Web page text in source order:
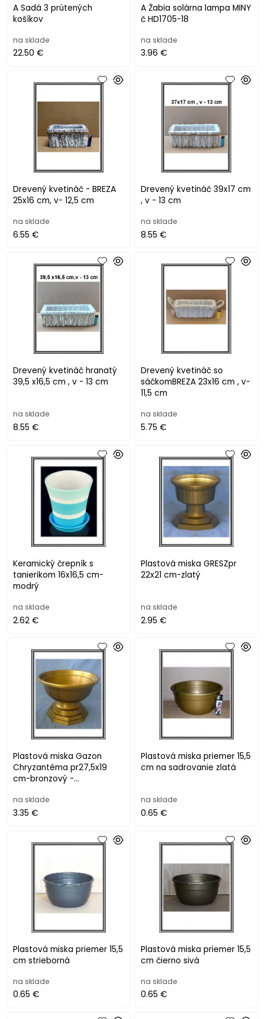
A Sadá 3 prútených
košíkov
na sklade
22.50 €
A Žabia solárna lampa MINY
č HD1705-18
na sklade
3.96 €
Drevený kvetináč - BREZA
25x16 cm, v- 12,5 cm
na sklade
6.55 €
Drevený kvetináč 39x17 cm
, v - 13 cm
na sklade
8.55 €
Drevený kvetináč hranatý
39,5 x16,5 cm , v - 13 cm
na sklade
8.55 €
Drevený kvetináč so
sáčkomBREZA 23x16 cm , v-
11,5 cm
na sklade
5.75 €
Keramický črepník s
tanierikom 16x16,5 cm-
modrý
na sklade
2.62 €
Plastová miska GRESZpr
22x21 cm-zlatý
na sklade
2.95 €
Plastová miska Gazon
Chryzantéma pr27,5x19
cm-bronzový -
na sklade
3.35 €
Plastová miska priemer 15,5
cm na sadrovanie zlatá
na sklade
0.65 €
Plastová miska priemer 15,5
cm strieborná
na sklade
0.65 €
Plastová miska priemer 15,5
cm čierno sivá
na sklade
0.65 €